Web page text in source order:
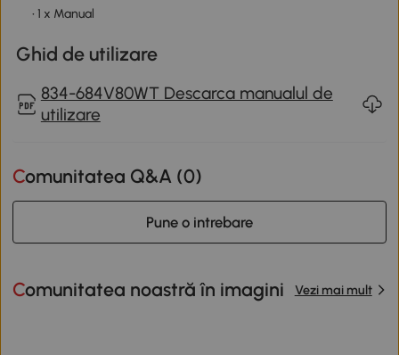
• 1 x Manual
Ghid de utilizare
834-684V80WT Descarca manualul de
utilizare
Comunitatea Q&A (0)
Pune o intrebare
Comunitatea noastră în imagini Vezi mai mult